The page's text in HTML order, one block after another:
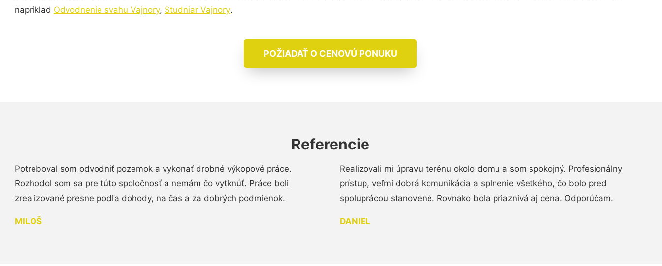
napríklad Odvodnenie svahu Vajnory, Studniar Vajnory.
POŽIADAŤ O CENOVÚ PONUKU
Referencie
Potreboval som odvodniť pozemok a vykonať drobné výkopové práce.
Rozhodol som sa pre túto spoločnosť a nemám čo vytknúť. Práce boli
zrealizované presne podľa dohody, na čas a za dobrých podmienok.
MILOŠ
Realizovali mi úpravu terénu okolo domu a som spokojný. Profesionálny
prístup, veľmi dobrá komunikácia a splnenie všetkého, čo bolo pred
spoluprácou stanovené. Rovnako bola priaznivá aj cena. Odporúčam.
DANIEL